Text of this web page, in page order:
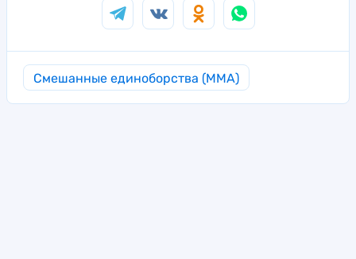
Смешанные единоборства (MMA)